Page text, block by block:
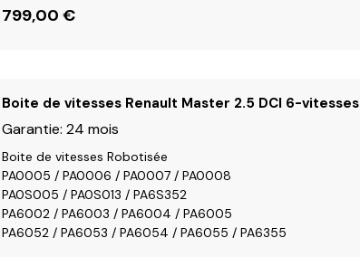
799,00 €
Boite de vitesses Renault Master 2.5 DCI 6-vitesses
Garantie: 24 mois
Boite de vitesses Robotisée
PA0005 / PA0006 / PA0007 / PA0008
PA0S005 / PA0S013 / PA6S352
PA6002 / PA6003 / PA6004 / PA6005
PA6052 / PA6053 / PA6054 / PA6055 / PA6355